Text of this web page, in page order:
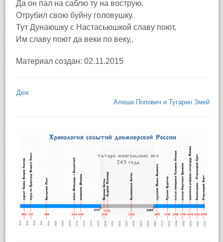
Да он пал на саблю ту на вострую,
Отрубил свою буйну головушку.
Тут Дунаюшку с Настасьюшкой славу поют,
Им славу поют да веки по веку,.
Материал создан: 02.11.2015
Дюк
Алеша Попович и Тугарин Змей